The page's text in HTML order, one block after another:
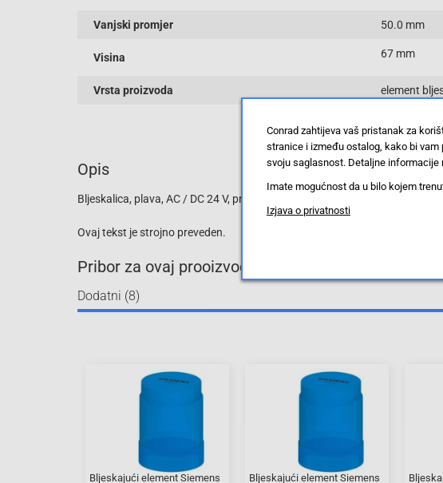
Vanjski promjer 50.0 mm
Visina 67 mm
Vrsta proizvoda element
Opis
Bljeskalica, plava, AC / DC 24 V, promjer 50 mm
Ovaj tekst je strojno preveden.
Pribor za ovaj prooizvod
Dodatni (8)
Bljeskajući element Siemens
Bljeskajući element Siemens
Conrad zahtijeva vaš pristanak za
stranice i između ostalog, kako bi
svoju saglasnost. Detaljne informacije
Imate mogućnost da u bilo kojem
Izjava o privatnosti